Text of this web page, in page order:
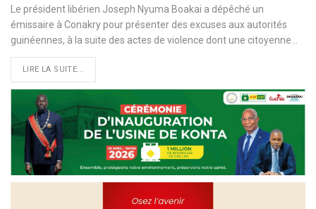
Le président libérien Joseph Nyuma Boakai a dépêché un
émissaire à Conakry pour présenter des excuses aux autorités
guinéennes, à la suite des actes de violence dont une citoyenne…
LIRE LA SUITE...